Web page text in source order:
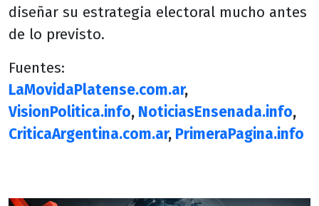
diseñar su estrategia electoral mucho antes
de lo previsto.
Fuentes:
LaMovidaPlatense.com.ar,
VisionPolitica.info, NoticiasEnsenada.info,
CriticaArgentina.com.ar, PrimeraPagina.info